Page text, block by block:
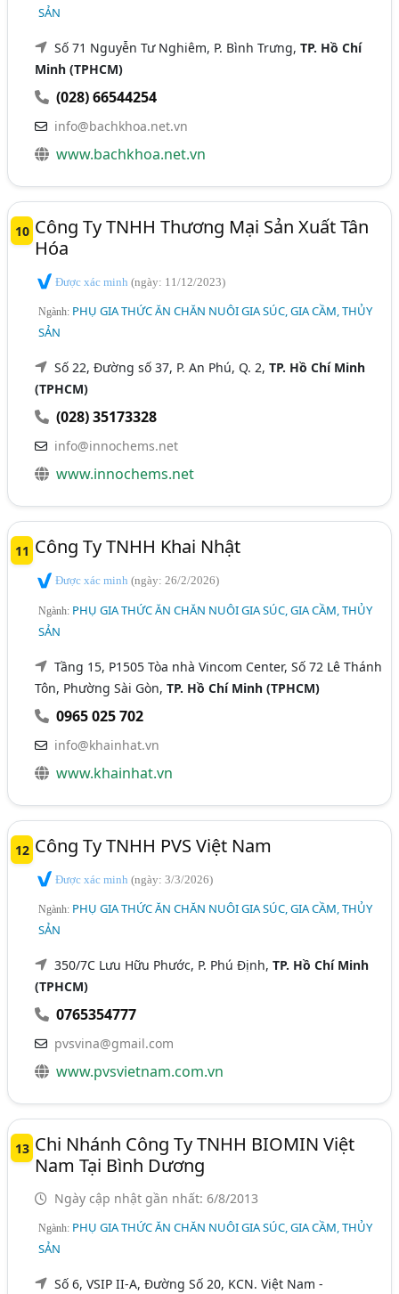
SẢN
Số 71 Nguyễn Tư Nghiêm, P. Bình Trưng,TP. Hồ Chí
Minh (TPHCM)
(028) 66544254
info@bachkhoa.net.vn
www.bachkhoa.net.vn
10 Công Ty TNHH Thương Mại Sản Xuất Tân
Hóa
Được xác minh(ngày: 11/12/2023)
Ngành: PHỤ GIA THỨC ĂN CHĂN NUÔI GIA SÚC, GIA CẦM, THỦY
SẢN
Số 22, Đường số 37, P. An Phú, Q. 2,TP. Hồ Chí Minh
(TPHCM)
(028) 35173328
info@innochems.net
www.innochems.net
11 Công Ty TNHH Khai Nhật
Được xác minh(ngày: 26/2/2026)
Ngành: PHỤ GIA THỨC ĂN CHĂN NUÔI GIA SÚC, GIA CẦM, THỦY
SẢN
Tầng 15, P1505 Tòa nhà Vincom Center, Số 72 Lê Thánh
Tôn, Phường Sài Gòn,TP. Hồ Chí Minh (TPHCM)
0965 025 702
info@khainhat.vn
www.khainhat.vn
12 Công Ty TNHH PVS Việt Nam
Được xác minh(ngày: 3/3/2026)
Ngành: PHỤ GIA THỨC ĂN CHĂN NUÔI GIA SÚC, GIA CẦM, THỦY
SẢN
350/7C Lưu Hữu Phước, P. Phú Định,TP. Hồ Chí Minh
(TPHCM)
0765354777
pvsvina@gmail.com
www.pvsvietnam.com.vn
13 Chi Nhánh Công Ty TNHH BIOMIN Việt
Nam Tại Bình Dương
Ngày cập nhật gần nhất: 6/8/2013
Ngành: PHỤ GIA THỨC ĂN CHĂN NUÔI GIA SÚC, GIA CẦM, THỦY
SẢN
Số 6, VSIP II-A, Đường Số 20, KCN. Việt Nam -